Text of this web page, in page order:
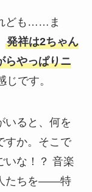
ども……ま
発祥は2ちゃん
らやっぱりニ
じです。
いると、何を
すか。そこで
いな！？ 音楽
たちを――特